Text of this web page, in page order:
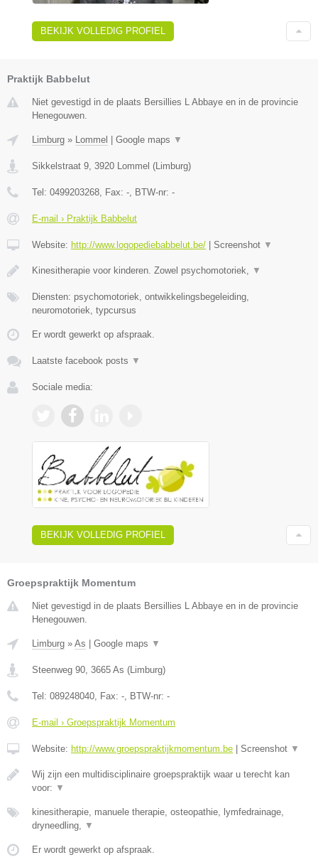
BEKIJK VOLLEDIG PROFIEL
Praktijk Babbelut
Niet gevestigd in de plaats Bersillies L Abbaye en in de provincie
Henegouwen.
Limburg » Lommel | Google maps ▼
Sikkelstraat 9 3920 Lommel (Limburg)
Tel: 0499203268 , Fax: - , BTW-nr: -
E-mail › Praktijk Babbelut
Website: http://www.logopediebabbelut.be/ | Screenshot ▼
Kinesitherapie voor kinderen. Zowel psychomotoriek, ▼
Diensten: psychomotoriek, ontwikkelingsbegeleiding,
neuromotoriek, typcursus
Er wordt gewerkt op afspraak.
Laatste facebook posts ▼
Sociale media:
BEKIJK VOLLEDIG PROFIEL
Groepspraktijk Momentum
Niet gevestigd in de plaats Bersillies L Abbaye en in de provincie
Henegouwen.
Limburg » As Google maps ▼
Steenweg 90 3665 As ( Limburg)
Tel: 089248040 , Fax: - , BTW-nr: -
E-mail › Groepspraktijk Momentum
Website: http://www.groepspraktijkmomentum.be Screenshot ▼
Wij zijn een multidisciplinaire groepspraktijk waar u terecht kan
voor: ▼
kinesitherapie, manuele therapie, osteopathie, lymfedrainage,
dryneedling,
▼
Er wordt gewerkt op afspraak.